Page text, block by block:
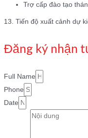
Trợ cấp đào tạo
13. Tiến độ xuất cảnh dự
Đăng ký nhận
Full Name
Phone
Date